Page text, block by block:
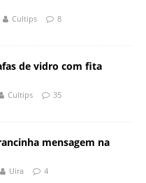
Cultips 8
de vidro com fita
Cultips 35
mensagem na
Uira 4